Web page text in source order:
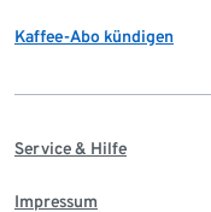
Kaffee-Abo kündigen
Service & Hilfe
Impressum